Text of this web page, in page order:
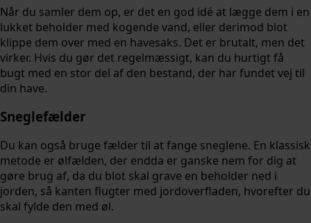
Når du samler dem op, er det en god idé at lægge dem i en
lukket beholder med kogende vand, eller derimod blot
klippe dem over med en havesaks. Det er brutalt, men det
virker. Hvis du gør det regelmæssigt, kan du hurtigt få
bugt med en stor del af den bestand, der har fundet vej til
din have.
Sneglefælder
Du kan også bruge fælder til at fange sneglene. En klassisk
metode er ølfælden, der endda er ganske nem for dig at
gøre brug af, da du blot skal grave en beholder ned i
jorden, så kanten flugter med jordoverfladen, hvorefter du
skal fylde den med øl.